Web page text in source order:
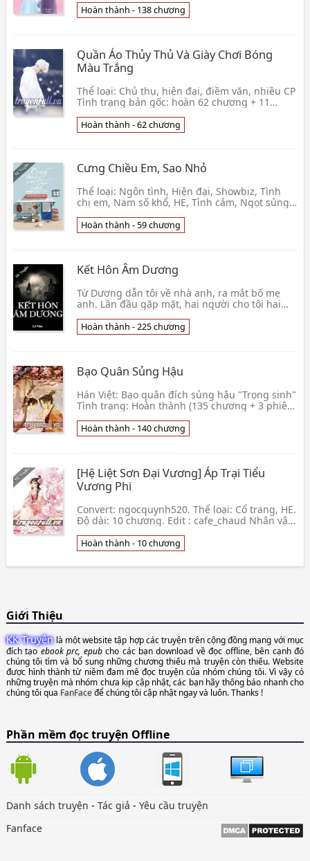
bản gốc:
Hoàn thành - 138 chương
Quần Áo Thủy Thủ Và Giày Chơi Bóng
Màu Trắng
Thể loại: Chủ thụ, hiện đại, điềm văn, nhiều CP
Tình trạng bản gốc: hoàn 62 chương + 11
vài câ
Hoàn thành - 62 chương
Cưng Chiều Em, Sao Nhỏ
Thể loại: Ngôn tình, Hiện đại, Showbiz, Tình
chị em, Nam số khổ, HE, Tình cảm, Ngọt sủng.
Vân Đã s👦 Xuân Phong Lựu Hoả
Hoàn thành - 59 chương
Kết Hôn Âm Dương
Từ Dương dẫn tôi về nhà anh, ra mắt bố mẹ
anh. Lần đầu gặp mặt, hai người cho tôi hai
bao l👦 0 giờ sáng
Hoàn thành - 225 chương
Bạo Quân Sủng Hậu
Hán Việt: Bạo quân đích sủng hậu "Trọng sinh"
Tình trạng: Hoàn thành (135 chương + 3 phiên
sủng, T👦 Tú Sinh
Hoàn thành - 140 chương
[Hệ Liệt Sơn Đại Vương] Áp Trại Tiểu
Vương Phi
Convert: ngocquynh520. Thể loại: Cổ trang, HE.
Độ dài: 10 chương. Edit : cafe_chaud Nhân vật:
👦 Tứ Nguyệt
Hoàn thành - 10 chương
Giới Thiệu
KK Truyệnlà một website tập hợp các truyện trên cộng đồng mạng với mục
đích tạoebook prc, epubcho các bạn download về đọc offline, bên cạnh đó
chúng tôi tìm và bổ sung những chương thiếu mà truyện còn thiếu. Website
được hình thành từ niềm đam mê đọc truyện của nhóm chúng tôi. Vì vậy có
những truyện mà nhóm chưa kịp cập nhật, các bạn hãy thông báo nhanh cho
chúng tôi qua FanFaceđể chúng tôi cập nhật ngay và luôn. Thanks !
Phần mềm đọc truyện Offline
Danh sách truyện - Tác giả - Yêu cầu truyện
Fanface